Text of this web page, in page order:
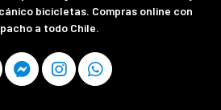
bicicletas. Compras online con
a todo Chile.